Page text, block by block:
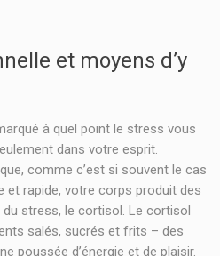
et moyens d’y
à quel point le stress vous
dans votre esprit.
comme c’est si souvent le cas
et rapide, votre corps produit des
du stress, le cortisol. Le cortisol
salés, sucrés et frits – des
poussée d’énergie et de plaisir.